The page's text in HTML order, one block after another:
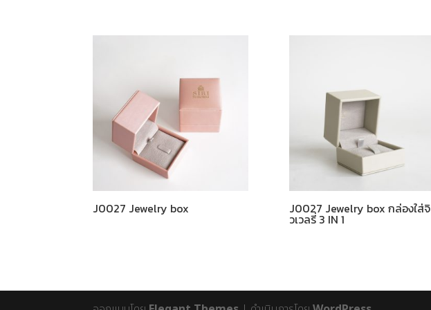
J0027 Jewelry box J0027 Jewelry box กล่องใส่จิ
วเวลรี่ 3 IN 1